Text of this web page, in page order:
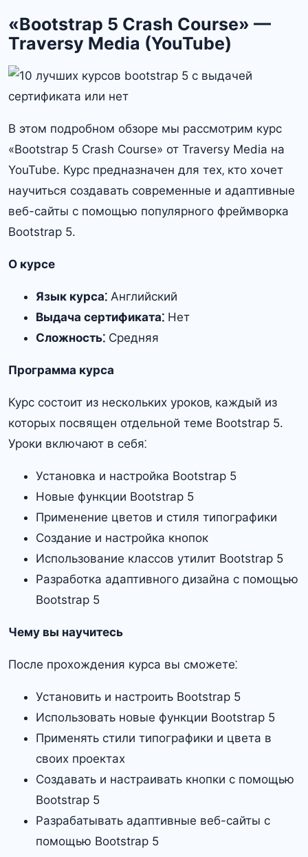
«Bootstrap 5 Crash Course» —
Traversy Media (YouTube)
В этом подробном обзоре мы рассмотрим курс
«Bootstrap 5 Crash Course» от Traversy Media на
YouTube. Курс предназначен для тех‚ кто хочет
научиться создавать современные и адаптивные
веб-сайты с помощью популярного фреймворка
Bootstrap 5.
О курсе
Язык курса⁚ Английский
Выдача сертификата⁚ Нет
Сложность⁚ Средняя
Программа курса
Курс состоит из нескольких уроков‚ каждый из
которых посвящен отдельной теме Bootstrap 5.
Уроки включают в себя⁚
Установка и настройка Bootstrap 5
Новые функции Bootstrap 5
Применение цветов и стиля типографики
Создание и настройка кнопок
Использование классов утилит Bootstrap 5
Разработка адаптивного дизайна с помощью
Bootstrap 5
Чему вы научитесь
После прохождения курса вы сможете⁚
Установить и настроить Bootstrap 5
Использовать новые функции Bootstrap 5
Применять стили типографики и цвета в
своих проектах
Создавать и настраивать кнопки с помощью
Bootstrap 5
Разрабатывать адаптивные веб-сайты с
помощью Bootstrap 5